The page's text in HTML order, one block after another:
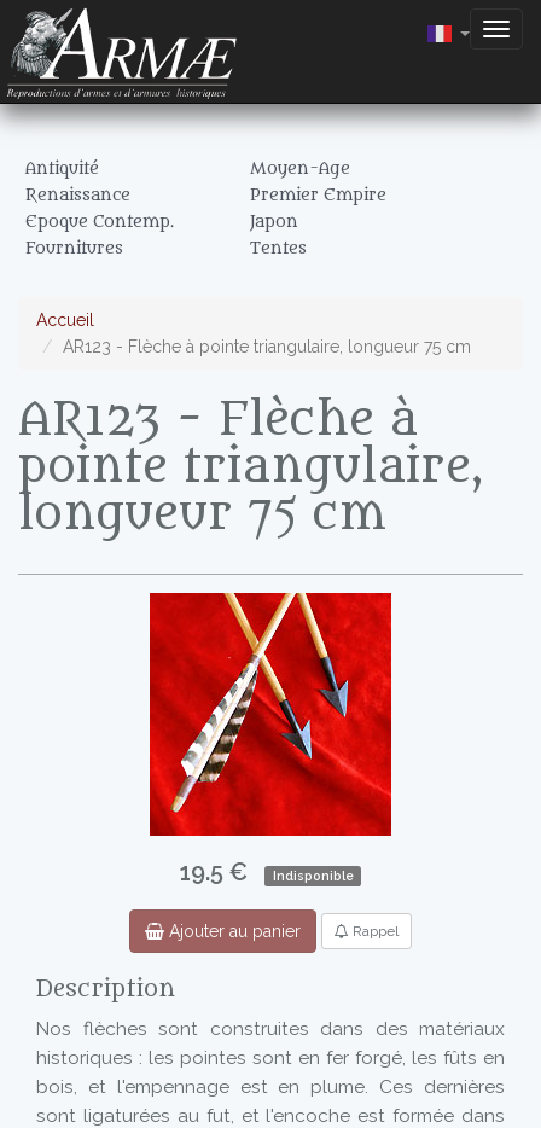
Antiquité
Moyen-Age
Renaissance
Premier Empire
Epoque Contemp.
Japon
Fournitures
Tentes
Accueil
AR123 - Flèche à pointe triangulaire, longueur 75 cm
AR123 - Flèche à
pointe triangulaire,
longueur 75 cm
19.5 € Indisponible
Ajouter au panier Rappel
Description
Nos flèches sont construites dans des matériaux
historiques : les pointes sont en fer forgé, les fûts en
bois, et l'empennage est en plume. Ces dernières
sont ligaturées au fut, et l'encoche est formée dans